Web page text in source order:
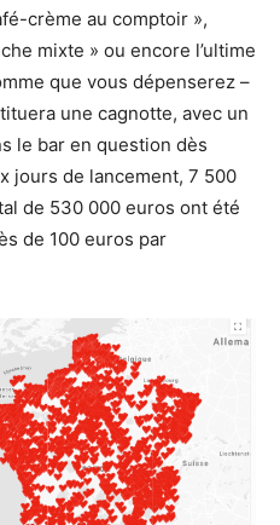
crème au comptoir »,
mixte » ou encore l’ultime
que vous dépenserez –
une cagnotte, avec un
le bar en question dès
jours de lancement, 7 500
de 530 000 euros ont été
de 100 euros par